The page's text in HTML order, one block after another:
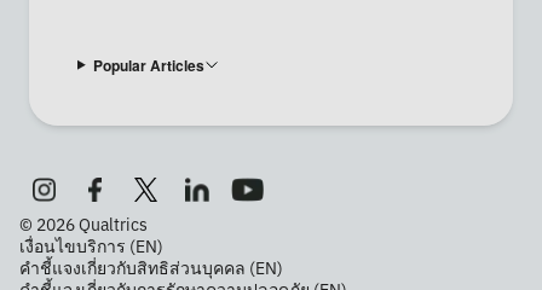
Popular Articles
© 2026Qualtrics
เงื่อนไขบริการ (EN)
คำชี้แจงเกี่ยวกับสิทธิส่วนบุคคล (EN)